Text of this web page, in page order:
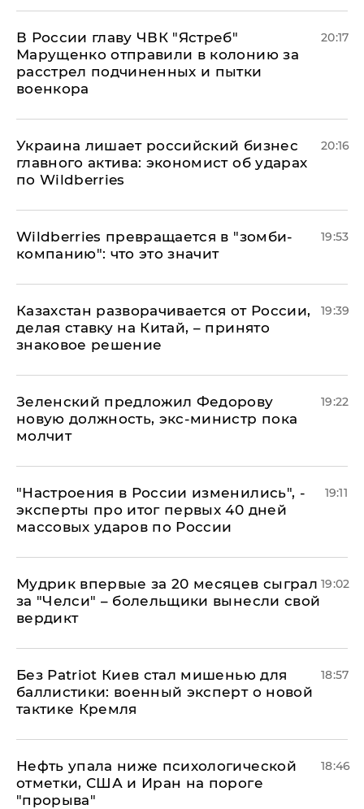
В России главу ЧВК "Ястреб"
Марущенко отправили в колонию за
расстрел подчиненных и пытки
военкора
20:17
​Украина лишает российский бизнес
главного актива: экономист об ударах
по Wildberries
20:16
Wildberries превращается в "зомби-
компанию": что это значит
19:53
Казахстан разворачивается от России,
делая ставку на Китай, – принято
знаковое решение
19:39
Зеленский предложил Федорову
новую должность, экс-министр пока
молчит
19:22
"Настроения в России изменились", -
эксперты про итог первых 40 дней
массовых ударов по России
19:11
Мудрик впервые за 20 месяцев сыграл
за "Челси" – болельщики вынесли свой
вердикт
19:02
​Без Patriot Киев стал мишенью для
баллистики: военный эксперт о новой
тактике Кремля
18:57
Нефть упала ниже психологической
отметки, США и Иран на пороге
"прорыва"
18:46